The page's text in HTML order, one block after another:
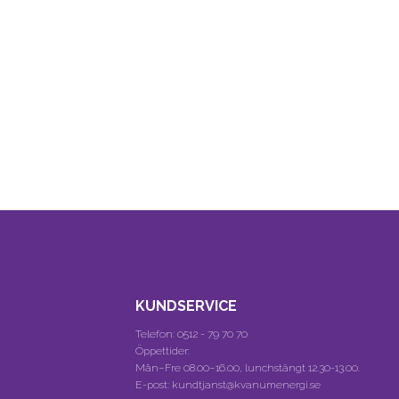
KUNDSERVICE
Telefon:0512 - 79 70 70
Öppettider:
Mån–Fre 08.00–16.00, lunchstängt 12.30-13.00.
E-post: kundtjanst@kvanumenergi.se